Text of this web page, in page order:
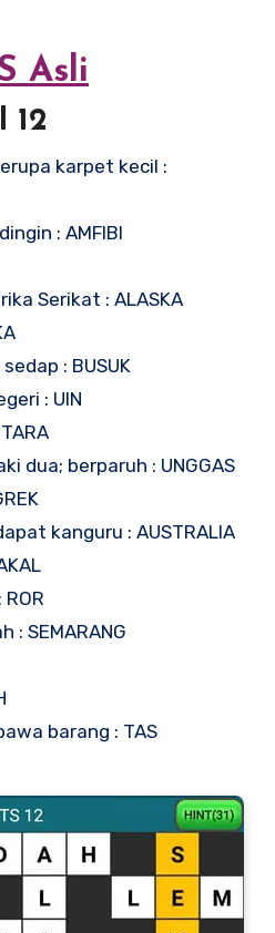
Asli
12
karpet kecil :
: AMFIBI
Serikat : ALASKA
: BUSUK
: UIN
dua; berparuh : UNGGAS
kanguru : AUSTRALIA
: SEMARANG
barang : TAS